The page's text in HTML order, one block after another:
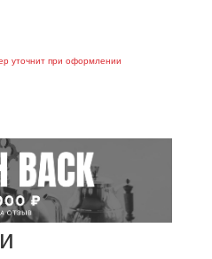
уточнит при оформлении